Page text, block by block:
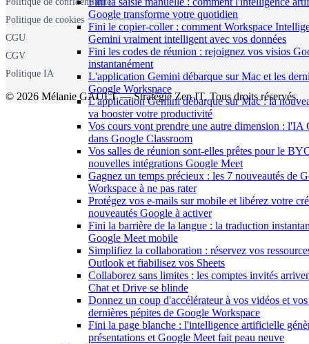
Google transforme votre quotidien
Fini le copier-coller : comment Workspace
Gemini vraiment intelligent avec vos données
Fini les codes de réunion : rejoignez vos visios
instantanément
L'application Gemini débarque sur Mac et les
Google Workspace
L'application Gemini débarque sur Mac : la
va booster votre productivité
Vos cours vont prendre une autre dimension : l'IA
dans Google Classroom
Vos salles de réunion sont-elles prêtes pour le
nouvelles intégrations Google Meet
Gagnez un temps précieux : les 7 nouveautés de
Workspace à ne pas rater
Protégez vos e-mails sur mobile et libérez votre
nouveautés Google à activer
Fini la barrière de la langue : la traduction
Google Meet mobile
Simplifiez la collaboration : réservez vos
Outlook et fiabilisez vos Sheets
Collaborez sans limites : les comptes invités
Chat et Drive se blinde
Donnez un coup d'accélérateur à vos vidéos et
dernières pépites de Google Workspace
Fini la page blanche : l'intelligence artificielle
présentations et Google Meet fait peau neuve
Politique de cookies
CGU
CGV
Politique IA
© 2026 Mélanie GAULT — Stratégie Zen IT. Tous droits réservés.